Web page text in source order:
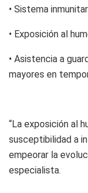
• Sistema
• Exposición al
• Asistencia a
mayores en
“La exposición al
susceptibilidad a
empeorar la
especialista.